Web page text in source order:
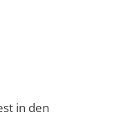
in den